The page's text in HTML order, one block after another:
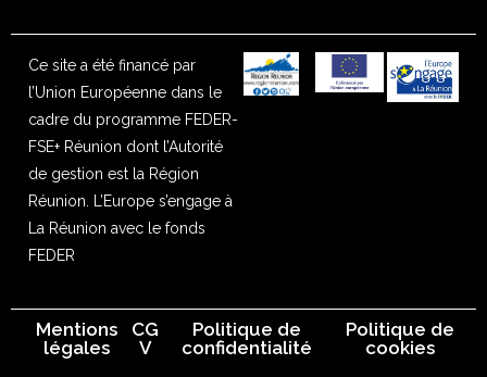
Ce site a été financé par
l’Union Européenne dans le
cadre du programme FEDER-
FSE+ Réunion dont l’Autorité
de gestion est la Région
Réunion. L’Europe s’engage à
La Réunion avec le fonds
FEDER
Mentions
légales
CG
V
Politique de
confidentialité
Politique de
cookies